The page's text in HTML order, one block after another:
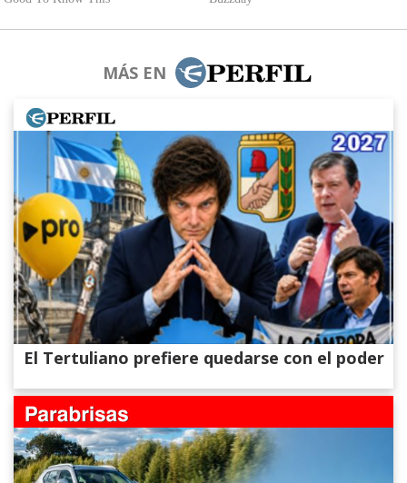
MÁS EN
El Tertuliano prefiere quedarse con el poder